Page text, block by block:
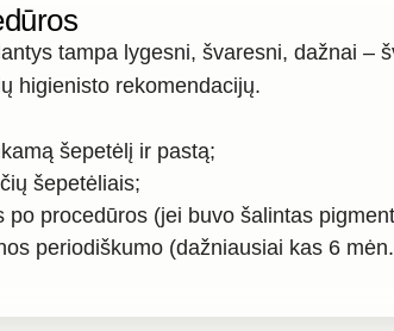
tampa lygesni, švaresni, dažnai –
higienisto rekomendacijų.
šepetėlį ir pastą;
šepetėliais;
procedūros (jei buvo šalintas
periodiškumo (dažniausiai kas 6